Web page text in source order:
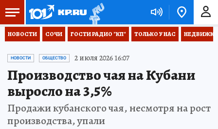
НОВОСТИ СОЧИ ГОСТИ РАДИО "КП" ТОЛЬКО У НАС НЕДВИЖКА
НОВОСТИ ОБЩЕСТВО 2 июля 2026 16:07
Производство чая на Кубани
выросло на 3,5%
Продажи кубанского чая, несмотря на рост
производства, упали